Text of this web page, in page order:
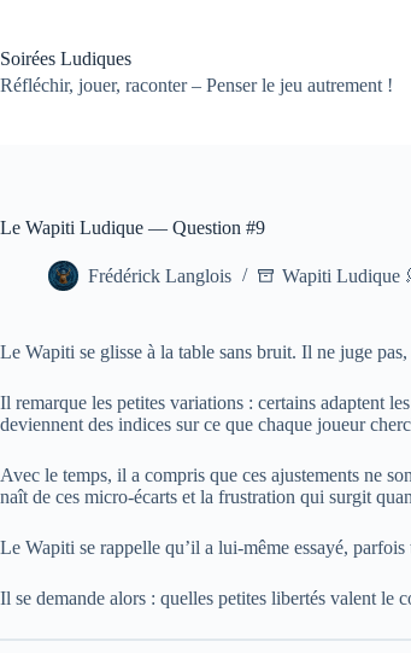
contenu
Soirées Ludiques
Réfléchir, jouer, raconter – Penser le jeu autrement !
Le Wapiti Ludique — Question #9
Frédérick Langlois Wapiti Ludique
Le Wapiti se glisse à la table sans bruit. Il ne juge
Il remarque les petites variations : certains adaptent
deviennent des indices sur ce que chaque joueur
Avec le temps, il a compris que ces ajustements ne
naît de ces micro-écarts et la frustration qui surgit
Le Wapiti se rappelle qu’il a lui-même essayé,
Il se demande alors : quelles petites libertés valent le